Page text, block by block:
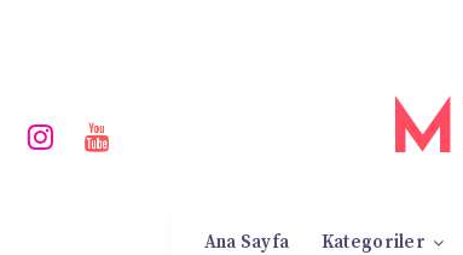
Ana Sayfa Kategoriler